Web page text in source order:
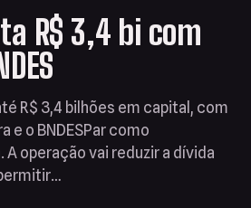
R$ 3,4 bi com
R$ 3,4 bilhões em capital, com
e o BNDESPar como
operação vai reduzir a dívida